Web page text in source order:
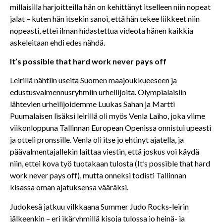
millaisilla harjoitteilla hän on kehittänyt itselleen niin nopeat
jalat – kuten hän itsekin sanoi, että hän tekee liikkeet niin
nopeasti, ettei ilman hidastettua videota hänen kaikkia
askeleitaan ehdi edes nähdä.
It’s possible that hard work never pays off
Leirillä nähtiin useita Suomen maajoukkueeseen ja
edustusvalmennusryhmiin urheilijoita. Olympialaisiin
lähtevien urheilijoidemme Luukas Sahan ja Martti
Puumalaisen lisäksi leirillä oli myös Venla Laiho, joka viime
viikonloppuna Tallinnan European Openissa onnistui upeasti
ja otteli pronssille. Venla oli itse jo ehtinyt ajatella, ja
päävalmentajallekin laittaa viestin, että joskus voi käydä
niin, ettei kova työ tuotakaan tulosta (It’s possible that hard
work never pays off), mutta onneksi todisti Tallinnan
kisassa oman ajatuksensa vääräksi.
Judokesä jatkuu vilkkaana Summer Judo Rocks-leirin
jälkeenkin – eri ikäryhmillä kisoja tulossa jo heinä- ja